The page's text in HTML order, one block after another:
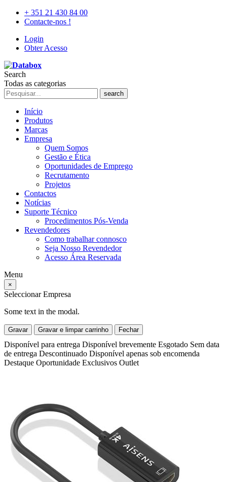
+ 351 21 430 84 00
Contacte-nos !
Login
Obter Acesso
Search
Todas as categorias
search
Início
Produtos
Marcas
Empresa
Quem Somos
Gestão e Ética
Oportunidades de Emprego
Recrutamento
Projetos
Contactos
Notícias
Suporte Técnico
Procedimentos Pós-Venda
Revendedores
Como trabalhar connosco
Seja Nosso Revendedor
Acesso Área Reservada
Menu
×
Seleccionar Empresa
Some text in the modal.
Gravar Gravar e limpar carrinho Fechar
Disponível para entrega Disponível brevemente Esgotado Sem data
de entrega Descontinuado Disponível apenas sob encomenda
Destaque Oportunidade Exclusivos Outlet